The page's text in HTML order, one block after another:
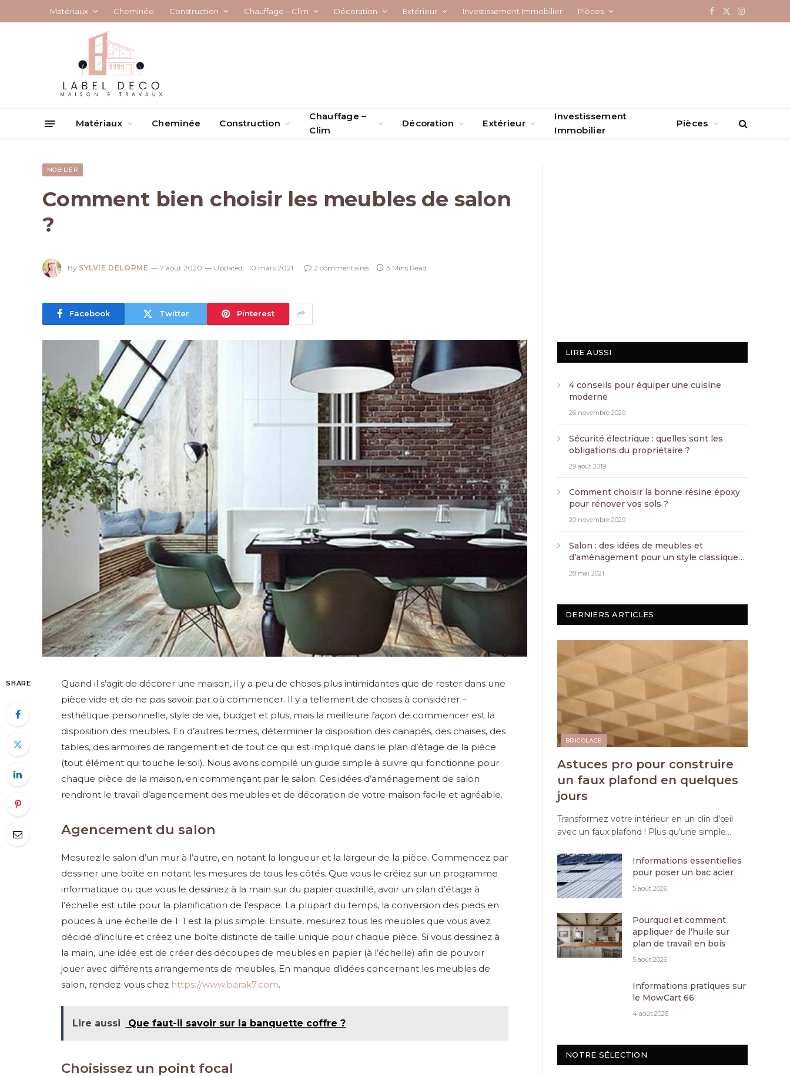
Matériaux Cheminée Construction Chauffage – Clim Décoration Extérieur Investissement Immobilier Pièces Facebook
X
Instagram
Matériaux Cheminée Construction
Chauffage –
Clim
Décoration Extérieur
Investissement
Immobilier
Pièces
MOBILIER
Comment bien choisir les meubles de salon
?
By SYLVIE DELORME 7 août 2020 Updated: 10 mars 2021 2 commentaires 3 Mins Read
Facebook Twitter Pinterest
SHARE
Quand il s’agit de décorer une maison, il y a peu de choses plus intimidantes que de rester dans une
pièce vide et de ne pas savoir par où commencer. Il y a tellement de choses à considérer –
esthétique personnelle, style de vie, budget et plus, mais la meilleure façon de commencer est la
disposition des meubles. En d’autres termes, déterminer la disposition des canapés, des chaises, des
tables, des armoires de rangement et de tout ce qui est impliqué dans le plan d’étage de la pièce
(tout élément qui touche le sol). Nous avons compilé un guide simple à suivre qui fonctionne pour
chaque pièce de la maison, en commençant par le salon. Ces idées d’aménagement de salon
rendront le travail d’agencement des meubles et de décoration de votre maison facile et agréable.
Agencement du salon
Mesurez le salon d’un mur à l’autre, en notant la longueur et la largeur de la pièce. Commencez par
dessiner une boîte en notant les mesures de tous les côtés. Que vous le créiez sur un programme
informatique ou que vous le dessiniez à la main sur du papier quadrillé, avoir un plan d’étage à
l’échelle est utile pour la planification de l’espace. La plupart du temps, la conversion des pieds en
pouces à une échelle de 1: 1 est la plus simple. Ensuite, mesurez tous les meubles que vous avez
décidé d’inclure et créez une boîte distincte de taille unique pour chaque pièce. Si vous dessinez à
la main, une idée est de créer des découpes de meubles en papier (à l’échelle) afin de pouvoir
jouer avec différents arrangements de meubles. En manque d’idées concernant les meubles de
salon, rendez-vous chez https://www.barak7.com.
Lire aussi Que faut-il savoir sur la banquette coffre ?
Choisissez un point focal
LIRE AUSSI
4 conseils pour équiper une cuisine
moderne
26 novembre 2020
Sécurité électrique : quelles sont les
obligations du propriétaire ?
29 août 2019
Comment choisir la bonne résine époxy
pour rénover vos sols ?
20 novembre 2020
Salon : des idées de meubles et
d’aménagement pour un style classique
chic
28 mai 2021
DERNIERS ARTICLES
BRICOLAGE
Astuces pro pour construire
un faux plafond en quelques
jours
Transformez votre intérieur en un clin d’œil
avec un faux plafond ! Plus qu’une simple…
Informations essentielles
pour poser un bac acier
5 août 2026
Pourquoi et comment
appliquer de l’huile sur
plan de travail en bois
5 août 2026
Informations pratiques sur
le MowCart 66
4 août 2026
NOTRE SÉLECTION